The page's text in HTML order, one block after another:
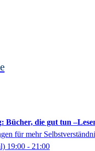
Bücher, die gut tun
für mehr
19:00 - 21:00